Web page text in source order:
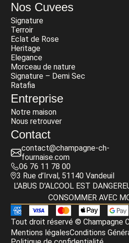
Nos Cuvees
Signature
Terroir
Eclat de Rose
Heritage
Elegance
Morceau de nature
Signature – Demi Sec
Ratafia
Entreprise
Notre maison
Nous retrouver
Contact
contact@champagne-ch-
fournaise.com
06 76 11 78 00
3 Rue d’Irval, 51140 Vandeuil
L'ABUS D'ALCOOL EST
CONSOMMER AVEC
Tout droit réservé © Champagne
Mentions légalesConditions